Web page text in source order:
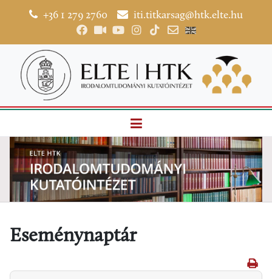
+36 1 279 2760 iti.titkarsag@htk.elte.hu
Eseménynaptár